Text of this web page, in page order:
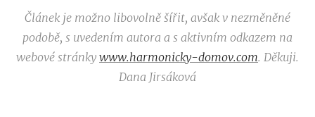
Článek je možno libovolně šířit, avšak v nezměněné
podobě, s uvedením autora a s aktivním odkazem na
webové stránky www.harmonicky-domov.com. Děkuji.
Dana Jirsáková